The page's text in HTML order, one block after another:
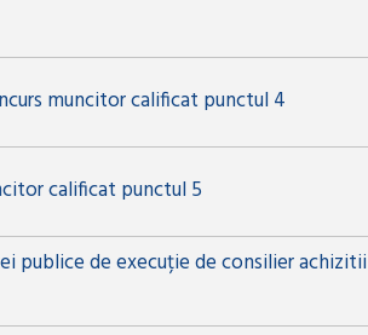
muncitor calificat punctul 4
calificat punctul 5
publice de execuție de consilier achizitii